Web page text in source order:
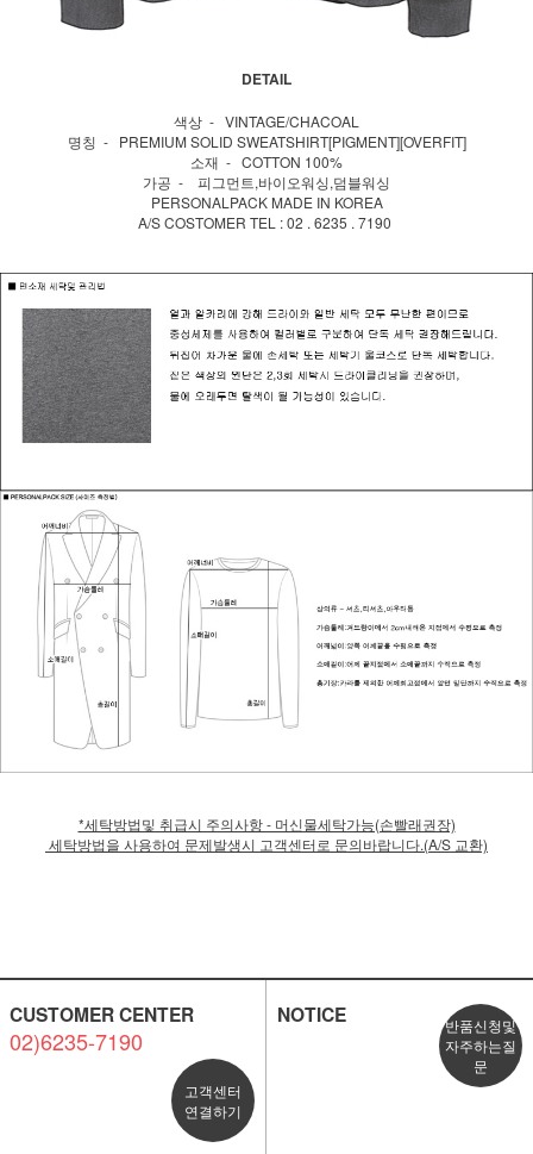
DETAIL
색상 - VINTAGE/CHACOAL
명칭 - PREMIUM SOLID SWEATSHIRT[PIGMENT][OVERFIT]
소재 - COTTON 100%
가공 - 피그먼트,바이오워싱,덤블워싱
PERSONALPACK MADE IN KOREA
A/S COSTOMER TEL : 02 . 6235 . 7190
*세탁방법및 취급시 주의사항 - 머신물세탁가능(손빨래권장)
세탁방법을 사용하여 문제발생시 고객센터로 문의바랍니다.(A/S 교환)
CUSTOMER CENTER
02)6235-7190
고객센터
연결하기
NOTICE
반품신청및
자주하는질
문